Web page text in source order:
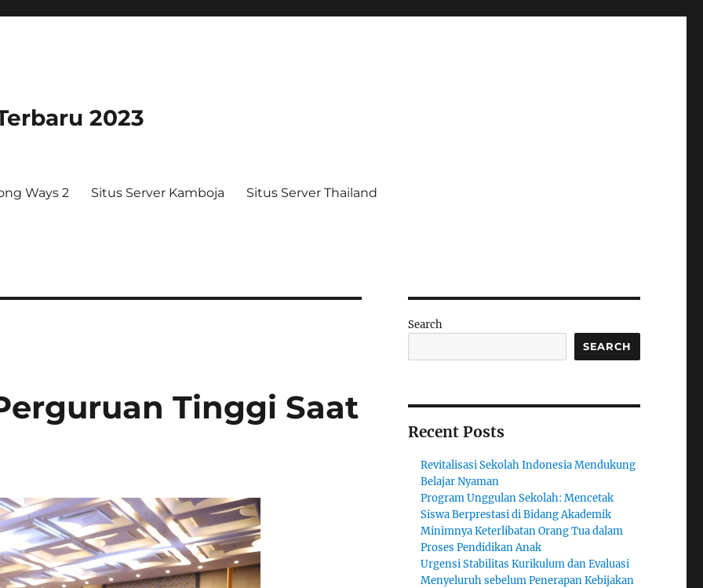
2023
Ways 2 Situs Server Kamboja Situs Server Thailand
Tinggi Saat
Search
SEARCH
Recent Posts
Revitalisasi Sekolah Indonesia Mendukung
Belajar Nyaman
Program Unggulan Sekolah: Mencetak
Siswa Berprestasi di Bidang Akademik
Minimnya Keterlibatan Orang Tua dalam
Proses Pendidikan Anak
Urgensi Stabilitas Kurikulum dan Evaluasi
Menyeluruh sebelum Penerapan Kebijakan